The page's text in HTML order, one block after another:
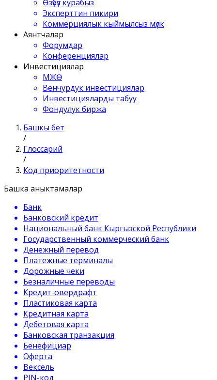
Өзүбүз курабыз
Эксперттин пикири
Коммерциялык кыймылсыз мүлк
Аянтчалар
Форумдар
Конференциялар
Инвестициялар
МЖӨ
Венчурдук инвестициялар
Инвестицияларды табуу
Фондулук биржа
Башкы бет
/
Глоссарий
/
Код приоритетности
Башка аныктамалар
Банк
Банковский кредит
Национальный банк Кыргызской Республики
Государственный коммерческий банк
Денежный перевод
Платежные терминалы
Дорожные чеки
Безналичные переводы
Кредит-овердрафт
Пластиковая карта
Кредитная карта
Дебетовая карта
Банковская транзакция
Бенефициар
Оферта
Вексель
PIN-код